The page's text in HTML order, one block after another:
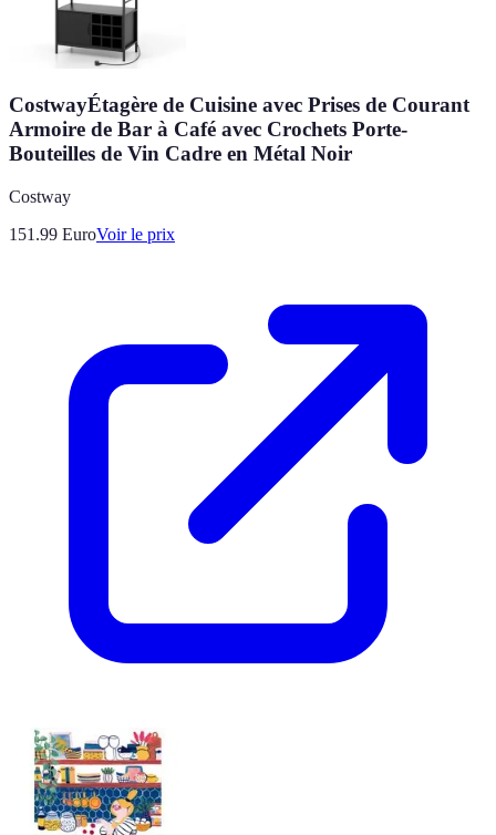
CostwayÉtagère de Cuisine avec Prises de Courant
Armoire de Bar à Café avec Crochets Porte-
Bouteilles de Vin Cadre en Métal Noir
Costway
151.99 EuroVoir le prix